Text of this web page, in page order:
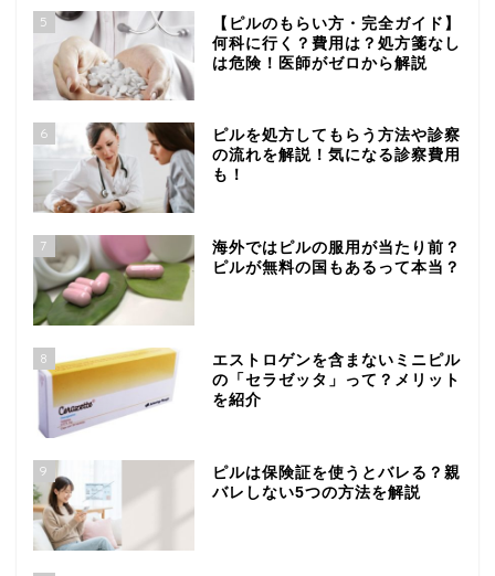
5
【ピルのもらい方・完全ガイド】
何科に行く？費用は？処方箋なし
は危険！医師がゼロから解説
6
ピルを処方してもらう方法や診察
の流れを解説！気になる診察費用
も！
7
海外ではピルの服用が当たり前？
ピルが無料の国もあるって本当？
8
エストロゲンを含まないミニピル
の「セラゼッタ」って？メリット
を紹介
9
ピルは保険証を使うとバレる？親
バレしない5つの方法を解説